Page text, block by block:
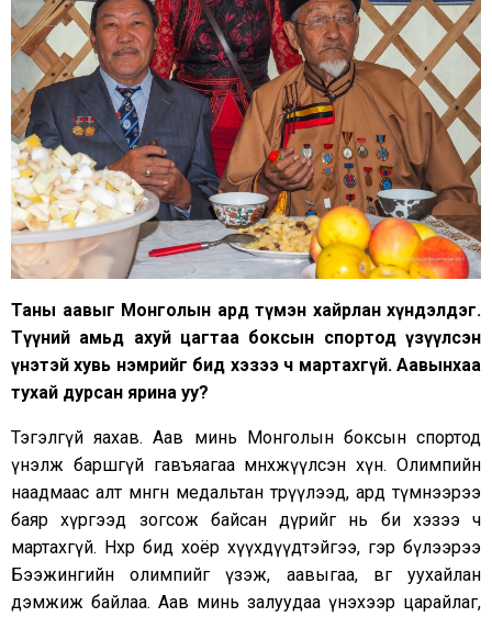
Таны аавыг Монголын ард түмэн хайрлан хүндэлдэг.
Түүний амьд ахуй цагтаа боксын спортод үзүүлсэн
үнэтэй хувь нэмрийг бид хэзээ ч мартахгүй. Аавынхаа
тухай дурсан ярина уу?
Тэгэлгүй яахав. Аав минь Монголын боксын спортод
үнэлж баршгүй гавъяагаа мөнхжүүлсэн хүн. Олимпийн
наадмаас алт мөнгөн медальтан төрүүлээд, ард түмнээрээ
баяр хүргээд зогсож байсан дүрийг нь би хэзээ ч
мартахгүй. Нөхөр бид хоёр хүүхдүүдтэйгээ, гэр бүлээрээ
Бээжингийн олимпийг үзэж, аавыгаа, өвөөгөө уухайлан
дэмжиж байлаа. Аав минь залуудаа үнэхээр царайлаг,